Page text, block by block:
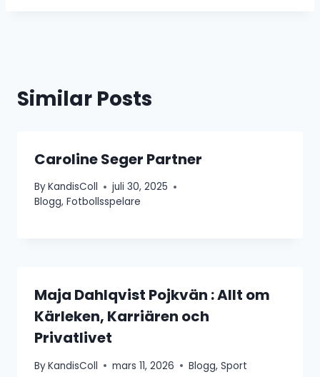
Similar Posts
Caroline Seger Partner
ByKandisColl
juli 30, 2025
Blogg, Fotbollsspelare
Maja Dahlqvist Pojkvän : Allt om
Kärleken, Karriären och
Privatlivet
ByKandisColl mars 11, 2026 Blogg,Sport